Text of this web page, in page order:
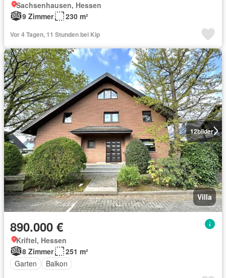
Sachsenhausen, Hessen
9 Zimmer
230 m²
Vor 4 Tagen, 11 Stunden bei Kip
12bilder
Villa
890.000 €
Kriftel, Hessen
8 Zimmer
251 m²
Garten
Balkon